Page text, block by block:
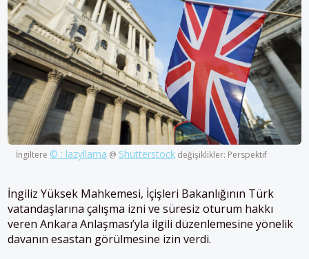
İngiltere © : lazyllama @ Shutterstock değişiklikler: Perspektif
İngiliz Yüksek Mahkemesi, İçişleri Bakanlığının Türk
vatandaşlarına çalışma izni ve süresiz oturum hakkı
veren Ankara Anlaşması’yla ilgili düzenlemesine yönelik
davanın esastan görülmesine izin verdi.